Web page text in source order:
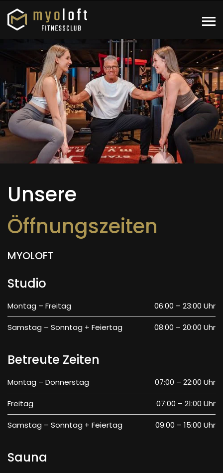
Unsere
Öffnungszeiten
MYOLOFT
Studio
Montag – Freitag 06:00 – 23:00 Uhr
Samstag – Sonntag + Feiertag 08:00 – 20:00 Uhr
Betreute Zeiten
Montag – Donnerstag 07:00 – 22:00 Uhr
Freitag 07:00 – 21:00 Uhr
Samstag – Sonntag + Feiertag 09:00 – 15:00 Uhr
Sauna